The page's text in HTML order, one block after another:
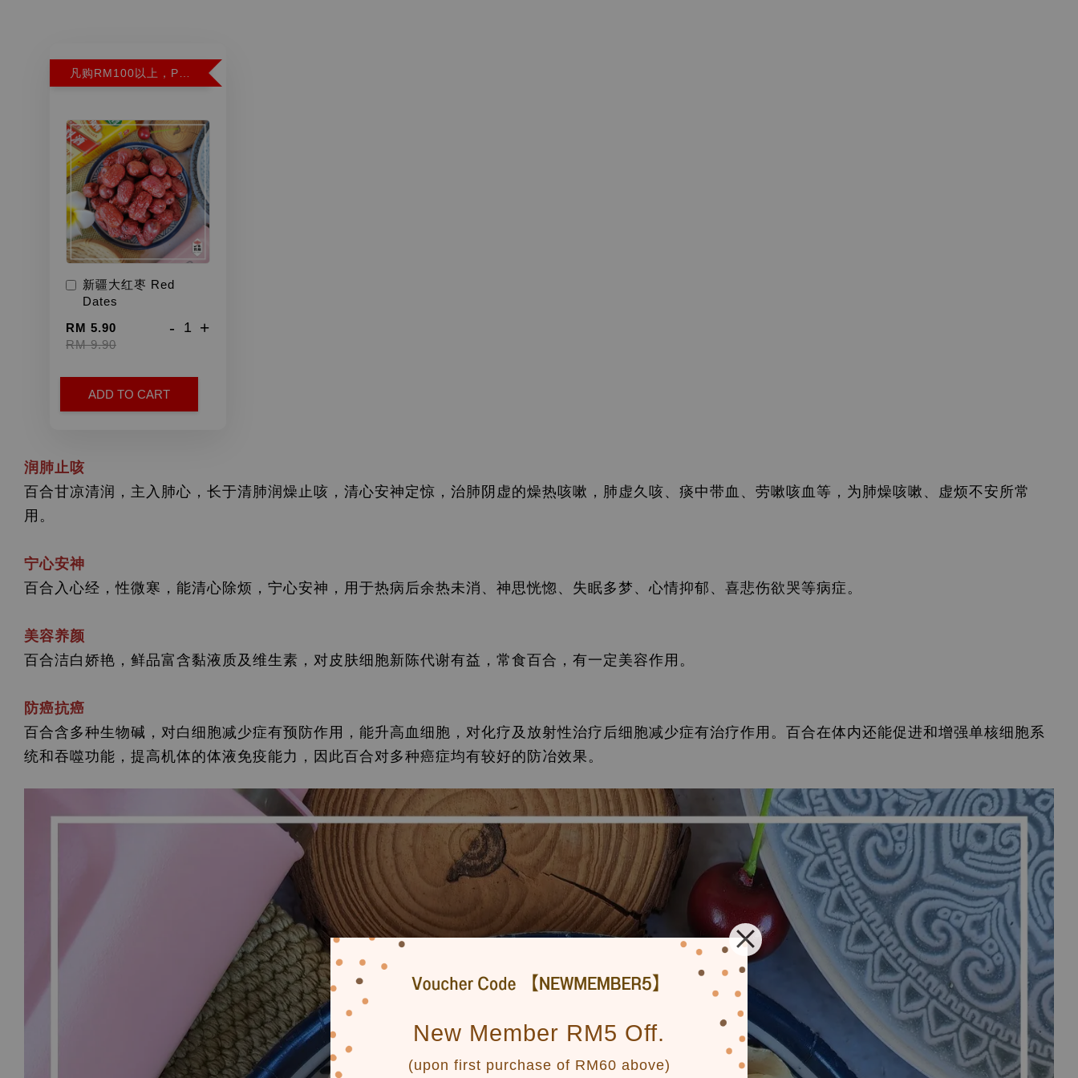
New Member RM5 Off.
(upon first purchase of RM60 above)
新疆大红枣 Red
Dates
RM 5.90
RM 9.90
- +
ADD TO CART
润肺止咳
百合甘凉清润，主入肺心，长于清肺润燥止咳，清心安神定惊，治肺阴虚的燥热咳嗽，肺虚久咳、痰中带血、劳嗽咳血等，为肺燥咳嗽、虚烦不安所常
用。
宁心安神
百合入心经，性微寒，能清心除烦，宁心安神，用于热病后余热未消、神思恍惚、失眠多梦、心情抑郁、喜悲伤欲哭等病症。
美容养颜
百合洁白娇艳，鲜品富含黏液质及维生素，对皮肤细胞新陈代谢有益，常食百合，有一定美容作用。
防癌抗癌
百合含多种生物碱，对白细胞减少症有预防作用，能升高血细胞，对化疗及放射性治疗后细胞减少症有治疗作用。百合在体内还能促进和增强单核细胞系
统和吞噬功能，提高机体的体液免疫能力，因此百合对多种癌症均有较好的防冶效果。